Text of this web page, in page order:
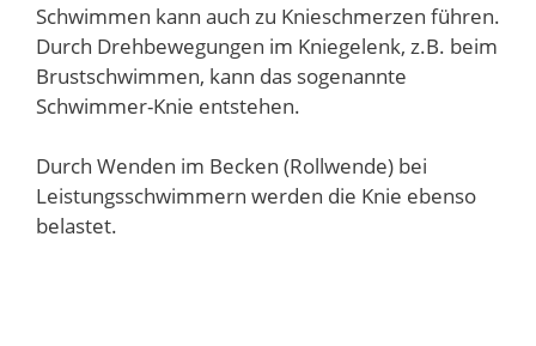
Schwimmen kann auch zu Knieschmerzen führen.
Durch Drehbewegungen im Kniegelenk, z.B. beim
Brustschwimmen, kann das sogenannte
Schwimmer-Knie entstehen.
Durch Wenden im Becken (Rollwende) bei
Leistungsschwimmern werden die Knie ebenso
belastet.